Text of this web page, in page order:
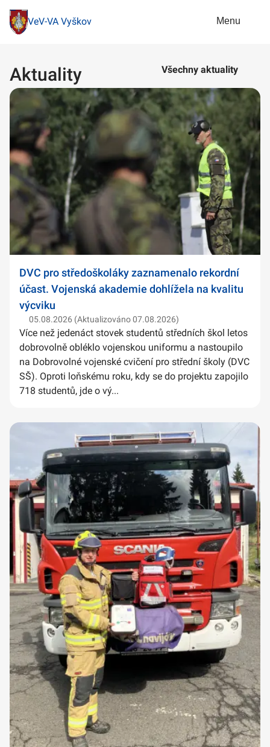
VeV-VA Vyškov Menu
Aktuality Všechny aktuality
DVC pro středoškoláky zaznamenalo rekordní
účast. Vojenská akademie dohlížela na kvalitu
výcviku
05.08.2026 (Aktualizováno 07.08.2026)
Více než jedenáct stovek studentů středních škol letos
dobrovolně obléklo vojenskou uniformu a nastoupilo
na Dobrovolné vojenské cvičení pro střední školy (DVC
SŠ). Oproti loňskému roku, kdy se do projektu zapojilo
718 studentů, jde o vý...